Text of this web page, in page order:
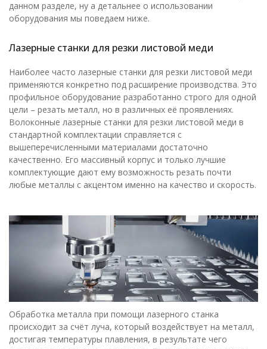
данном разделе, ну а детальнее о использовании
оборудования мы поведаем ниже.
Лазерные станки для резки листовой меди
Наиболее часто лазерные станки для резки листовой меди
применяются конкретно под расширение производства. Это
профильное оборудование разработанно строго для одной
цели – резать металл, но в различных её проявлениях.
Волоконные лазерные станки для резки листовой меди в
стандартной комплектации справляется с
вышеперечисленными материалами достаточно
качественно. Его массивный корпус и только лучшие
комплектующие дают ему возможность резать почти
любые металлы с акцентом именно на качество и скорость.
Обработка металла при помощи лазерного станка
происходит за счёт луча, который воздействует на металл,
достигая температуры плавления, в результате чего